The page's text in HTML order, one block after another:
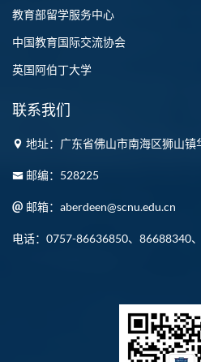
教育部留学服务中心
中国教育国际交流协会
英国阿伯丁大学
联系我们
地址：广东省佛山市南海区狮山
邮编：528225
邮箱：aberdeen@scnu.edu.cn
电话：0757-86636850、86688340